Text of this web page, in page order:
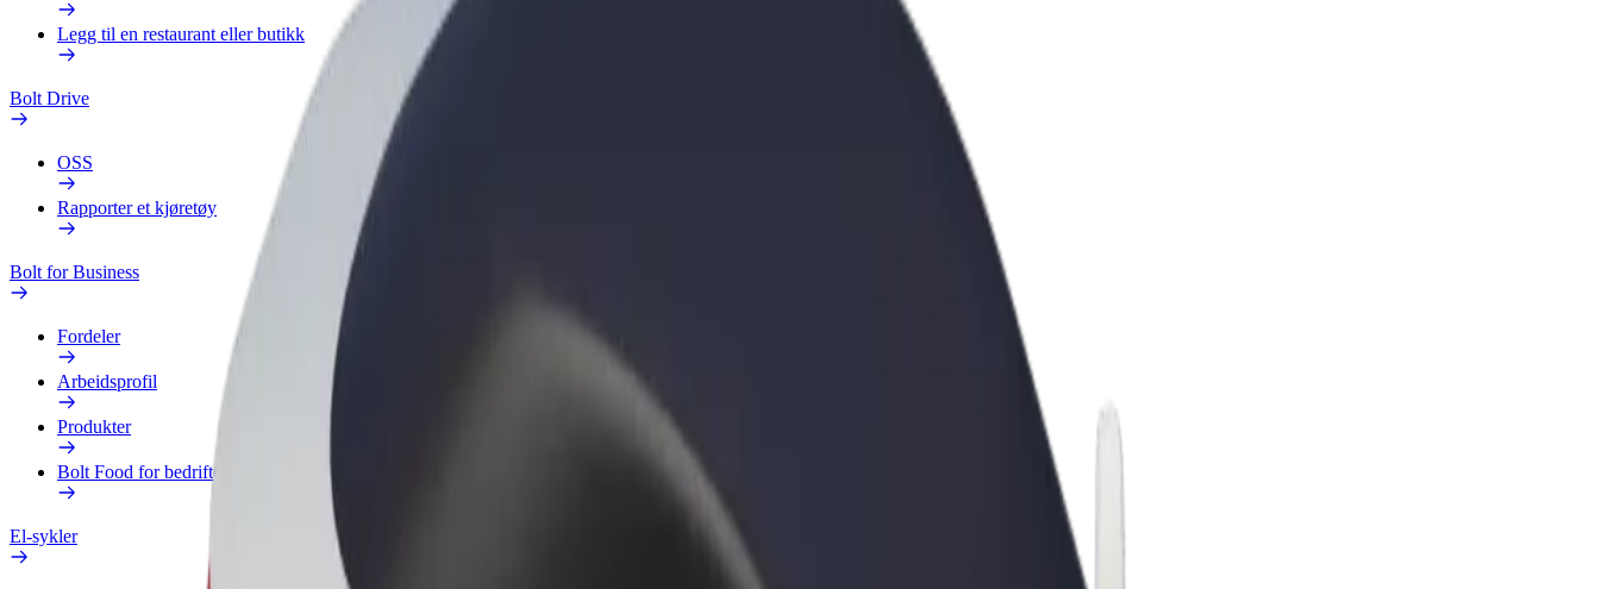
Legg til en restaurant eller butikk
Bolt Drive
OSS
Rapporter et kjøretøy
Bolt for Business
Fordeler
Arbeidsprofil
Produkter
Bolt Food for bedrifter
El-sykler